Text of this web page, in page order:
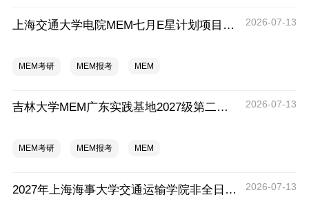
上海交通大学电院MEM七月E星计划项目报名 2026-07-13
MEM考研 MEM报考 MEM
吉林大学MEM广东实践基地2027级第二批次预审面试启动 2026-07-13
MEM考研 MEM报考 MEM
2027年上海海事大学交通运输学院非全日制专业硕士招生资讯 2026-07-13